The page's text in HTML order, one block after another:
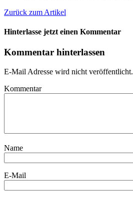
Zurück zum Artikel
Hinterlasse jetzt einen Kommentar
Kommentar hinterlassen
E-Mail Adresse wird nicht veröffentlicht.
Kommentar
Name
E-Mail